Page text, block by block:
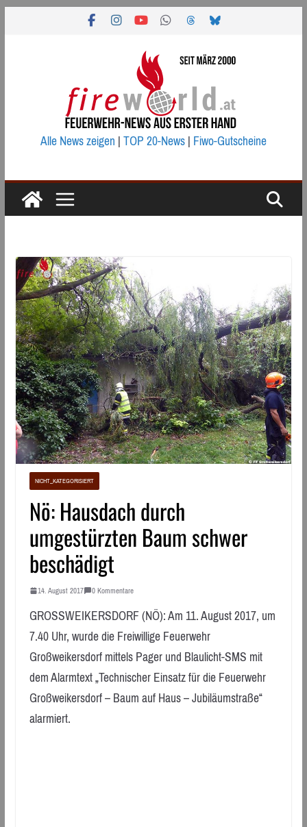
Alle News zeigen|TOP 20-News|Fiwo-Gutscheine
NICHT_KATEGORISIERT
Nö: Hausdach durch
umgestürzten Baum schwer
beschädigt
14. August 2017 0 Kommentare
GROSSWEIKERSDORF (NÖ): Am 11. August 2017, um
7.40 Uhr, wurde die Freiwillige Feuerwehr
Großweikersdorf mittels Pager und Blaulicht-SMS mit
dem Alarmtext „Technischer Einsatz für die Feuerwehr
Großweikersdorf – Baum auf Haus – Jubiläumstraße“
alarmiert.